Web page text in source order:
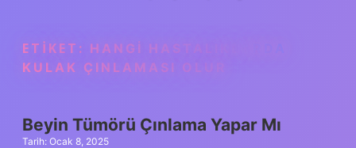
ETIKET: HANGI HASTALIKLARDA
KULAK ÇINLAMASI OLUR
Beyin Tümörü Çınlama Yapar Mı
Tarih: Ocak 8, 2025